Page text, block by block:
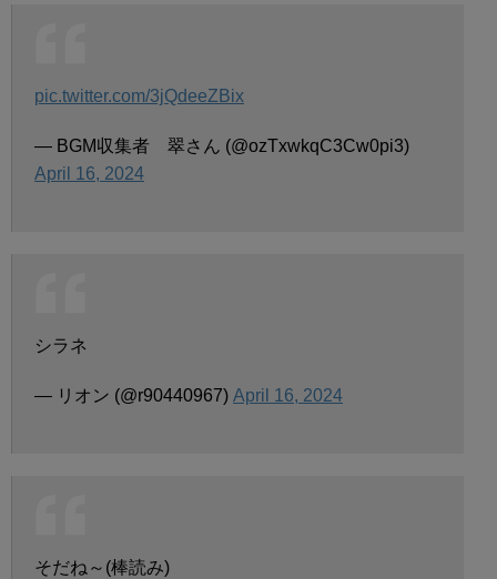
pic.twitter.com/3jQdeeZBix
— BGM収集者 翠さん (@ozTxwkqC3Cw0pi3)
April 16, 2024
シラネ
— リオン (@r90440967) April 16, 2024
そだね～(棒読み)